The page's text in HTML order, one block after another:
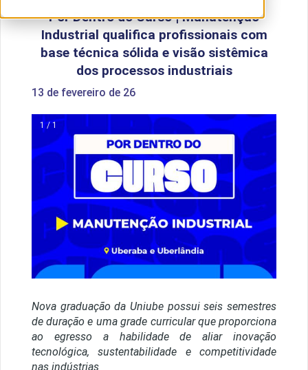
Por Dentro do Curso | Manutenção
Industrial qualifica profissionais com
base técnica sólida e visão sistêmica
dos processos industriais
13 de fevereiro de 26
1 / 1
Nova graduação da Uniube possui seis semestres
de duração e uma grade curricular que proporciona
ao egresso a habilidade de aliar inovação
tecnológica, sustentabilidade e competitividade
nas indústrias